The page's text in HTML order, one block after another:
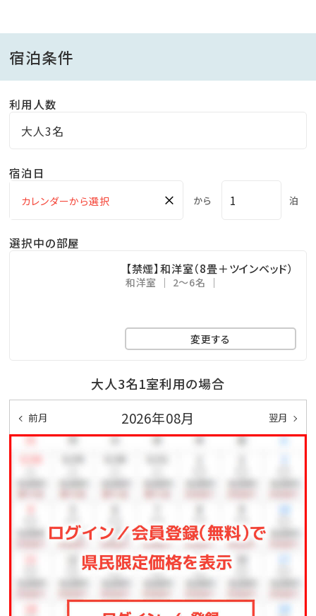
［レストラン 1部 17：45～19：15／2部 19：30～21：
00］
※当日のご予約は承れない場合がございます
鹿児島ならではの地元食材を盛込んだ和洋バイキング
または和食セットメニュー
宿泊条件
利用人数
大人3名
宿泊日
× から 泊
選択中の部屋
【禁煙】和洋室（8畳＋ツインベッド）
和洋室 2～6名
変更する
大人3名1室利用の場合
前月 2026年08月 翌月